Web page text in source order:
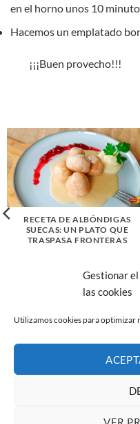
Gestionar
las cookies
Utilizamos cookies para optimizar
en el horno unos 10
Hacemos un emplatado
¡¡¡Buen provecho!!!
RECETA DE ALBÓNDIGAS
SUECAS: UN PLATO QUE
TRASPASA FRONTERAS
AVISO LEGAL